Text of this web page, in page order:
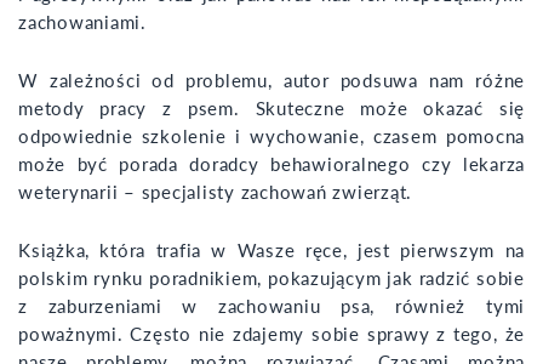
zachowaniami.
W zależności od problemu, autor podsuwa nam różne
metody pracy z psem. Skuteczne może okazać się
odpowiednie szkolenie i wychowanie, czasem pomocna
może być porada doradcy behawioralnego czy lekarza
weterynarii – specjalisty zachowań zwierząt.
Książka, która trafia w Wasze ręce, jest pierwszym na
polskim rynku poradnikiem, pokazującym jak radzić sobie
z zaburzeniami w zachowaniu psa, również tymi
poważnymi. Często nie zdajemy sobie sprawy z tego, że